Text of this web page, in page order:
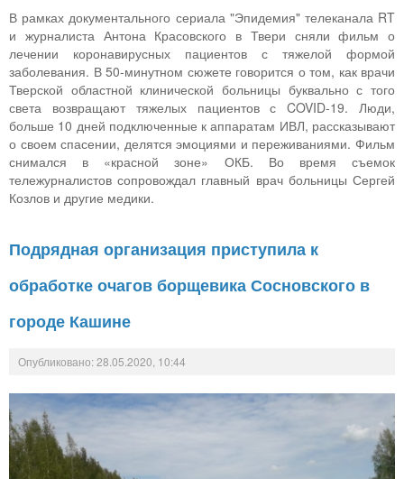
В рамках документального сериала "Эпидемия" телеканала RT
и журналиста Антона Красовского в Твери сняли фильм о
лечении коронавирусных пациентов с тяжелой формой
заболевания. В 50-минутном сюжете говорится о том, как врачи
Тверской областной клинической больницы буквально с того
света возвращают тяжелых пациентов с COVID-19. Люди,
больше 10 дней подключенные к аппаратам ИВЛ, рассказывают
о своем спасении, делятся эмоциями и переживаниями. Фильм
снимался в «красной зоне» ОКБ. Во время съемок
тележурналистов сопровождал главный врач больницы Сергей
Козлов и другие медики.
Подрядная организация приступила к
обработке очагов борщевика Сосновского в
городе Кашине
Опубликовано: 28.05.2020, 10:44